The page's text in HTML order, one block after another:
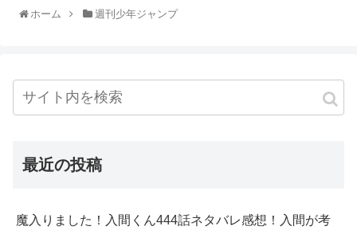
ホーム 週刊少年ジャンプ
最近の投稿
魔入りました！入間くん444話ネタバレ感想！入間が考